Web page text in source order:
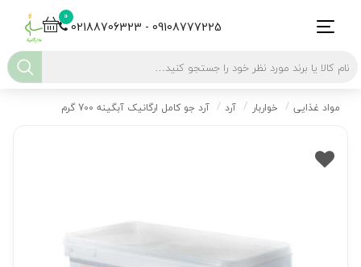
0
02188706323 - 09108777225
مواد غذایی خواربار آرد آرد جو کامل ارگانیک آبگینه 700 گرم